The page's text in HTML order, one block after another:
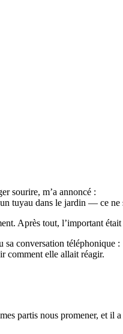
sourire, m’a annoncé :
tuyau dans le jardin — ce ne
Après tout, l’important
sa conversation téléphonique :
elle allait réagir.
partis nous promener, et il